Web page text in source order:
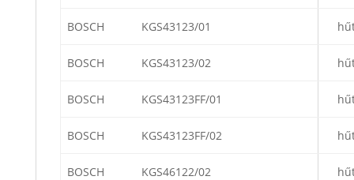
BOSCH KGS43123/01
BOSCH KGS43123/02
BOSCH KGS43123FF/01
BOSCH KGS43123FF/02
BOSCH KGS46122/02